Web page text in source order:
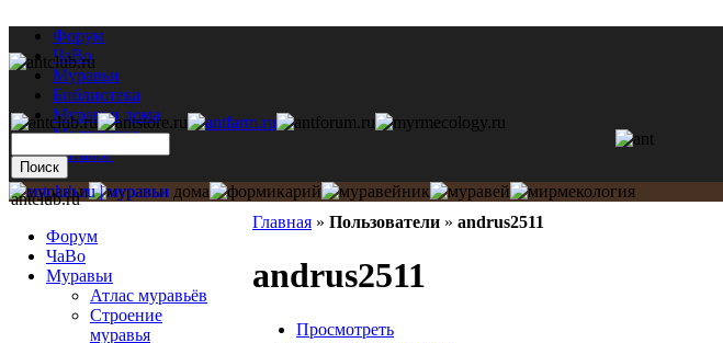
Форум
ЧаВо
Муравьи
Библиотека
Муравьи дома
Мастерская
Каталог
Главная » Пользователи » andrus2511
andrus2511
Просмотреть
antclub.ru
Форум
ЧаВо
Муравьи
Атлас муравьёв
Строение
муравья